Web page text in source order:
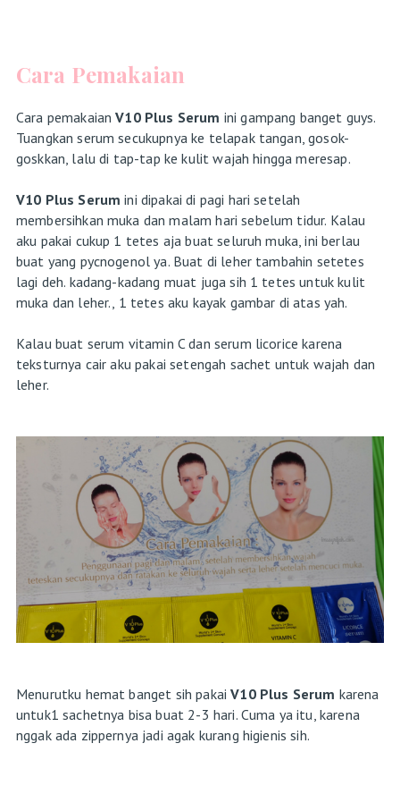
Cara Pemakaian
Cara pemakaianV10 Plus Serum ini gampang banget guys.
Tuangkan serum secukupnya ke telapak tangan, gosok-
goskkan, lalu di tap-tap ke kulit wajah hingga meresap.
V10 Plus Serumini dipakai di pagi hari setelah
membersihkan muka dan malam hari sebelum tidur. Kalau
aku pakai cukup 1 tetes aja buat seluruh muka, ini berlau
buat yang pycnogenol ya. Buat di leher tambahin setetes
lagi deh. kadang-kadang muat juga sih 1 tetes untuk kulit
muka dan leher., 1 tetes aku kayak gambar di atas yah.
Kalau buat serum vitamin C dan serum licorice karena
teksturnya cair aku pakai setengah sachet untuk wajah dan
leher.
Menurutku hemat banget sih pakaiV10 Plus Serum karena
untuk1 sachetnya bisa buat 2-3 hari. Cuma ya itu, karena
nggak ada zippernya jadi agak kurang higienis sih.